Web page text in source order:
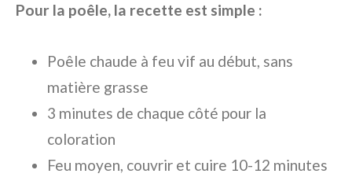
Pour la poêle, la recette est simple :
Poêle chaude à feu vif au début, sans
matière grasse
3 minutes de chaque côté pour la
coloration
Feu moyen, couvrir et cuire 10-12 minutes